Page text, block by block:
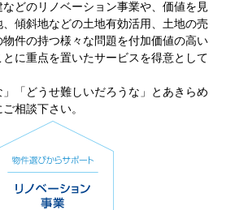
どのリノベーション事業や、価値を見
傾斜地などの土地有効活用、 土地の売
件の持つ様々な問題を付加価値の高い
に重点を置いたサービスを得意として
」「どうせ難しいだろうな」とあきらめ
相談下さい。